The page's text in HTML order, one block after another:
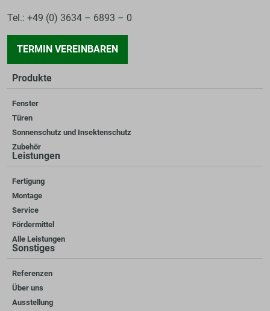
Tel.: +49 (0) 3634 – 6893 – 0
TERMIN VEREINBAREN
Produkte
Fenster
Türen
Sonnenschutz und Insektenschutz
Zubehör
Leistungen
Fertigung
Montage
Service
Fördermittel
Alle Leistungen
Sonstiges
Referenzen
Über uns
Ausstellung